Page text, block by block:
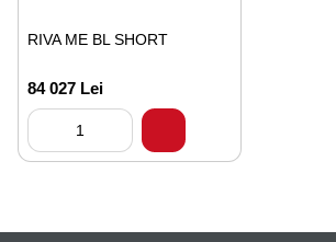
RIVA ME BL SHORT
84 027 Lei